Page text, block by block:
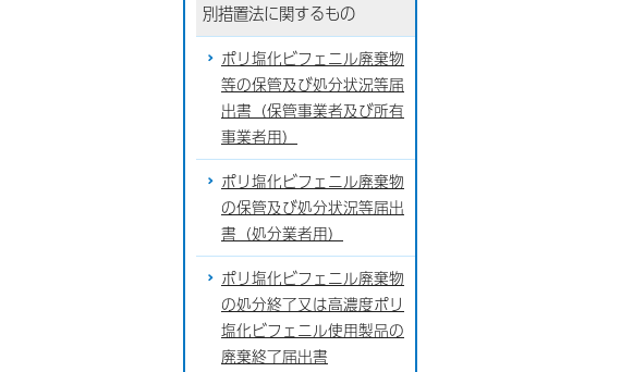
別措置法に関するもの
ポリ塩化ビフェニル廃棄物
等の保管及び処分状況等届
出書（保管事業者及び所有
事業者用）
ポリ塩化ビフェニル廃棄物
の保管及び処分状況等届出
書（処分業者用）
ポリ塩化ビフェニル廃棄物
の処分終了又は高濃度ポリ
塩化ビフェニル使用製品の
廃棄終了届出書